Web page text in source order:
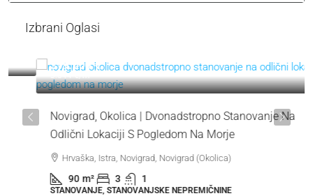
Izbrani Oglasi
319.000 €
3.544 €
Novigrad, Okolica | Dvonadstropno Stanovanje Na
Odlični Lokaciji S Pogledom Na Morje
Hrvaška, Istra, Novigrad, Novigrad (Okolica)
90 m² 3 1
STANOVANJE, STANOVANJSKE NEPREMIČNINE